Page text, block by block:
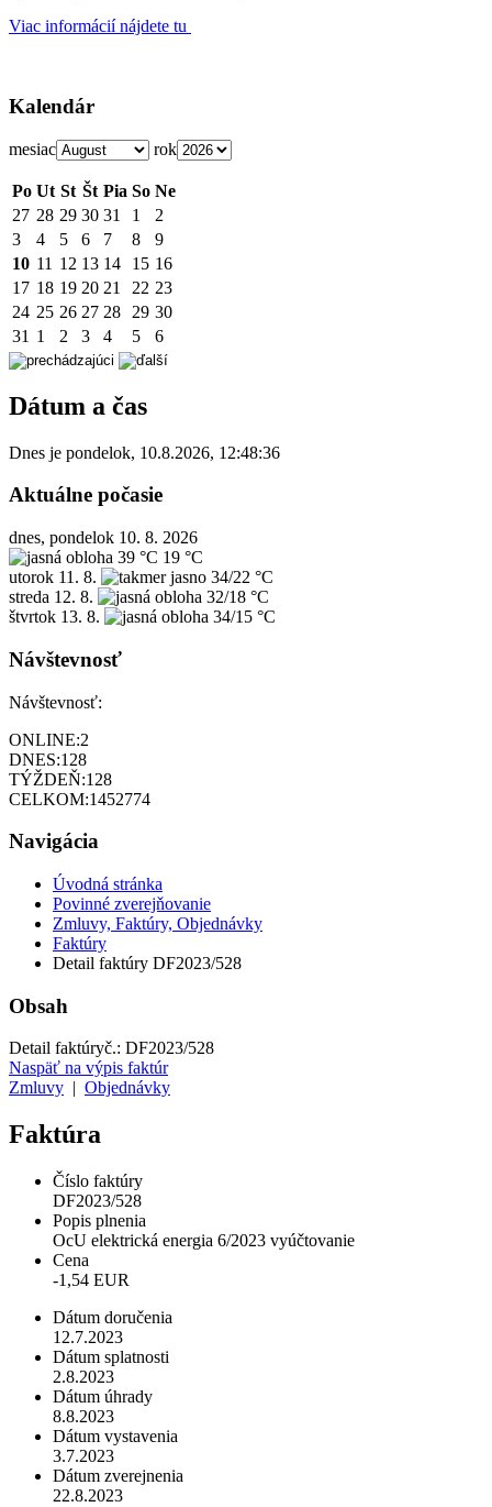
Viac informácií nájdete tu
Kalendár
mesiac rok
Po Ut St Št Pia So Ne
27 28 29 30 31 1
2
3
4 5 6 7 8
9
10 11 12 13 14 15 16
17 18 19 20 21 22 23
24 25 26 27 28 29 30
31 1 2 3 4 5 6
Dátum a čas
Dnes je pondelok, 10.8.2026, 12:48:36
Aktuálne počasie
dnes, pondelok 10. 8. 2026
39 °C 19 °C
utorok 11. 8.
34/22 °C
streda 12. 8.
32/18 °C
štvrtok 13. 8. 34/15 °C
Návštevnosť
Návštevnosť:
ONLINE:2
DNES:128
TÝŽDEŇ:128
CELKOM:1452774
Navigácia
Úvodná stránka
Povinné zverejňovanie
Zmluvy, Faktúry, Objednávky
Faktúry
Detail faktúry DF2023/528
Obsah
Detail faktúryč.: DF2023/528
Naspäť na výpis faktúr
Zmluvy
Objednávky
Faktúra
Číslo faktúry
DF2023/528
Popis plnenia
OcU elektrická energia 6/2023 vyúčtovanie
Cena
-1,54 EUR
Dátum doručenia
12.7.2023
Dátum splatnosti
2.8.2023
Dátum úhrady
8.8.2023
Dátum vystavenia
3.7.2023
Dátum zverejnenia
22.8.2023